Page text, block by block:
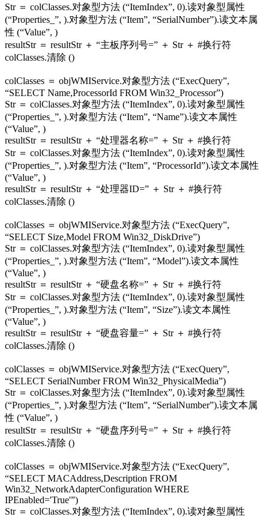
Str ＝ colClasses.对象型方法 (“ItemIndex”, 0).读对象型属性
(“Properties_”, ).对象型方法 (“Item”, “SerialNumber”).读文本属
性 (“Value”, )
resultStr ＝ resultStr ＋ “主板序列号=” ＋ Str ＋ #换行符
colClasses.清除 ()
colClasses ＝ objWMIService.对象型方法 (“ExecQuery”,
“SELECT Name,ProcessorId FROM Win32_Processor”)
Str ＝ colClasses.对象型方法 (“ItemIndex”, 0).读对象型属性
(“Properties_”, ).对象型方法 (“Item”, “Name”).读文本属性
(“Value”, )
resultStr ＝ resultStr ＋ “处理器名称=” ＋ Str ＋ #换行符
Str ＝ colClasses.对象型方法 (“ItemIndex”, 0).读对象型属性
(“Properties_”, ).对象型方法 (“Item”, “ProcessorId”).读文本属性
(“Value”, )
resultStr ＝ resultStr ＋ “处理器ID=” ＋ Str ＋ #换行符
colClasses.清除 ()
colClasses ＝ objWMIService.对象型方法 (“ExecQuery”,
“SELECT Size,Model FROM Win32_DiskDrive”)
Str ＝ colClasses.对象型方法 (“ItemIndex”, 0).读对象型属性
(“Properties_”, ).对象型方法 (“Item”, “Model”).读文本属性
(“Value”, )
resultStr ＝ resultStr ＋ “硬盘名称=” ＋ Str ＋ #换行符
Str ＝ colClasses.对象型方法 (“ItemIndex”, 0).读对象型属性
(“Properties_”, ).对象型方法 (“Item”, “Size”).读文本属性
(“Value”, )
resultStr ＝ resultStr ＋ “硬盘容量=” ＋ Str ＋ #换行符
colClasses.清除 ()
colClasses ＝ objWMIService.对象型方法 (“ExecQuery”,
“SELECT SerialNumber FROM Win32_PhysicalMedia”)
Str ＝ colClasses.对象型方法 (“ItemIndex”, 0).读对象型属性
(“Properties_”, ).对象型方法 (“Item”, “SerialNumber”).读文本属
性 (“Value”, )
resultStr ＝ resultStr ＋ “硬盘序列号=” ＋ Str ＋ #换行符
colClasses.清除 ()
colClasses ＝ objWMIService.对象型方法 (“ExecQuery”,
“SELECT MACAddress,Description FROM
Win32_NetworkAdapterConfiguration WHERE
IPEnabled='True'”)
Str ＝ colClasses.对象型方法 (“ItemIndex”, 0).读对象型属性